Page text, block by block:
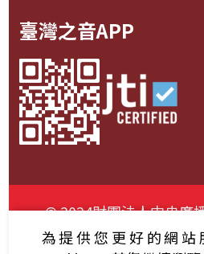
臺灣之音APP
© 2024財團法人中央廣
資通安全政策聲明
服務
為提供您更好的網站